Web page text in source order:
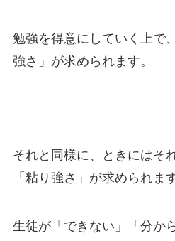
勉強を得意にしていく上で
強さ」が求められます。
それと同様に、ときにはそ
「粘り強さ」が求められます
生徒が「できない」「分か